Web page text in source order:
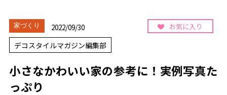
家づくり
2022/09/30
デコスタイルマガジン編集部
お気に入り
小さなかわいい家の参考に！実例写真た
っぷり